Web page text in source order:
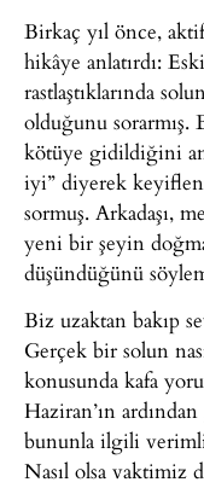
Birkaç yıl önce,
hikâye anlatırdı:
rastlaştıklarında
olduğunu
kötüye gidildiğini
iyi” diyerek
sormuş. Arkadaşı,
yeni bir şeyin
düşündüğünü
Biz uzaktan bakıp
Gerçek bir solun
konusunda kafa
Haziran’ın
bununla ilgili verimli
Nasıl olsa vaktimiz